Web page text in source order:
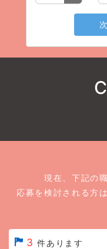
現在、下記の
応募を検討される方
3 件あります